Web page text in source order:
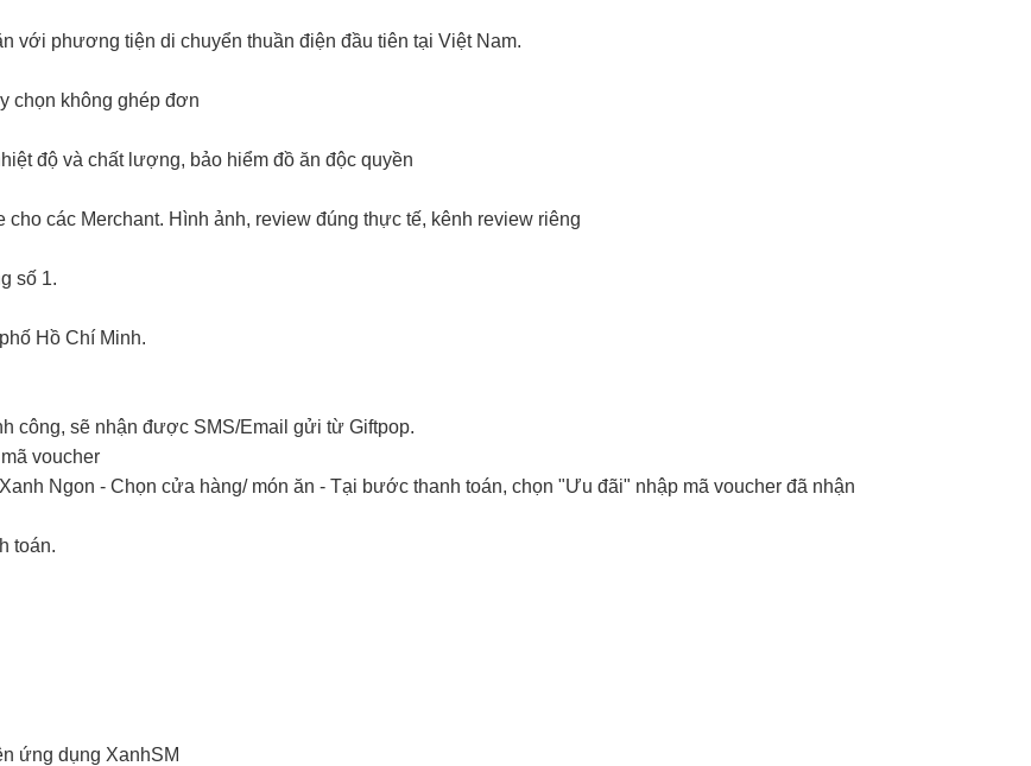
với phương tiện di chuyển thuần điện đầu tiên tại Việt Nam.
chọn không ghép đơn
độ và chất lượng, bảo hiểm đồ ăn độc quyền
các Merchant. Hình ảnh, review đúng thực tế, kênh review riêng
số 1.
Hồ Chí Minh.
công, sẽ nhận được SMS/Email gửi từ Giftpop.
voucher
Ngon - Chọn cửa hàng/ món ăn - Tại bước thanh toán, chọn "Ưu đãi" nhập mã voucher đã nhận
toán.
ứng dụng XanhSM